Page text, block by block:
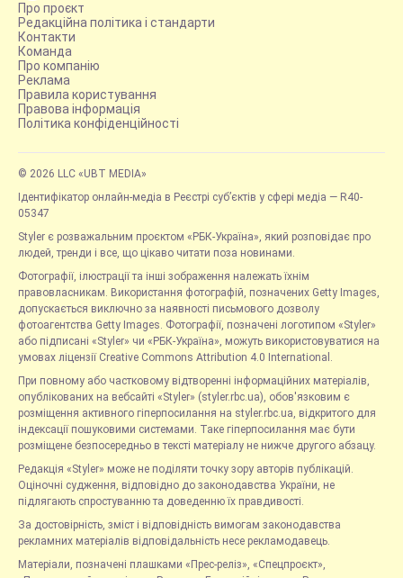
Про проєкт
Редакційна політика і стандарти
Контакти
Команда
Про компанію
Реклама
Правила користування
Правова інформація
Політика конфіденційності
© 2026 LLC «UBT MEDIA»
Ідентифікатор онлайн-медіа в Реєстрі суб’єктів у сфері медіа — R40-
05347
Styler є розважальним проєктом «РБК-Україна», який розповідає про
людей, тренди і все, що цікаво читати поза новинами.
Фотографії, ілюстрації та інші зображення належать їхнім
правовласникам. Використання фотографій, позначених Getty Images,
допускається виключно за наявності письмового дозволу
фотоагентства Getty Images. Фотографії, позначені логотипом «Styler»
або підписані «Styler» чи «РБК-Україна», можуть використовуватися на
умовах ліцензії Creative Commons Attribution 4.0 International.
При повному або частковому відтворенні інформаційних матеріалів,
опублікованих на вебсайті «Styler» (styler.rbc.ua), обов'язковим є
розміщення активного гіперпосилання на styler.rbc.ua, відкритого для
індексації пошуковими системами. Таке гіперпосилання має бути
розміщене безпосередньо в тексті матеріалу не нижче другого абзацу.
Редакція «Styler» може не поділяти точку зору авторів публікацій.
Оціночні судження, відповідно до законодавства України, не
підлягають спростуванню та доведенню їх правдивості.
За достовірність, зміст і відповідність вимогам законодавства
рекламних матеріалів відповідальність несе рекламодавець.
Матеріали, позначені плашками «Прес-реліз», «Спецпроєкт»,